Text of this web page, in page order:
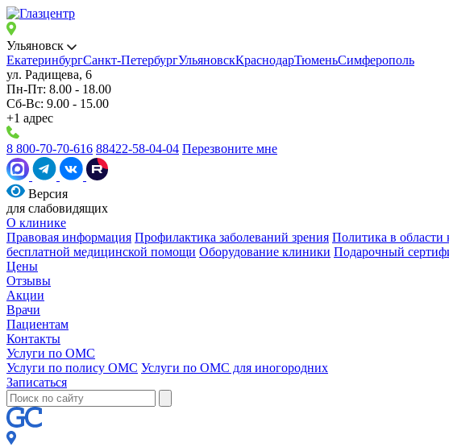
Ульяновск
ЕкатеринбургСанкт-ПетербургУльяновскКраснодарТюменьСимферополь
ул. Радищева, 6
Пн-Пт: 8.00 - 18.00
Сб-Вс: 9.00 - 15.00
+1 адрес
8 800-70-70-616 88422-58-04-04 Перезвоните мне
Версия
для слабовидящих
О клинике
Правовая информация Профилактика заболеваний зрения Политика в области
бесплатной медицинской помощи Оборудование клиники Подарочный
Цены
Отзывы
Акции
Врачи
Пациентам
Контакты
Услуги по ОМС
Услуги по полису ОМС Услуги по ОМС для иногородних
Записаться